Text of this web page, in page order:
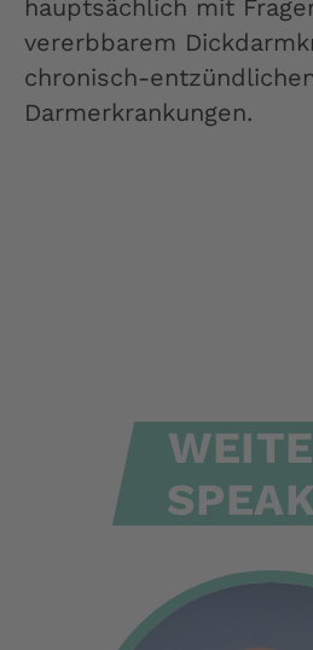
hauptsächlich mit
vererbbarem
chronisch-
Darmerkrankungen.